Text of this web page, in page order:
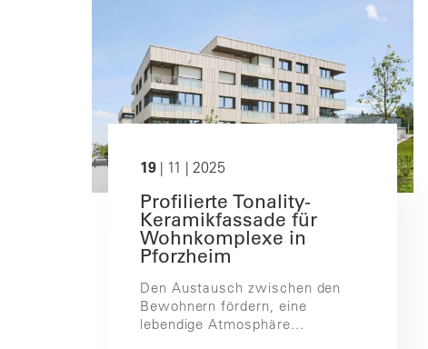
19| 11 | 2025
Profilierte Tonality-
Keramikfassade für
Wohnkomplexe in
Pforzheim
Den Austausch zwischen den
Bewohnern fördern, eine
lebendige Atmosphäre...